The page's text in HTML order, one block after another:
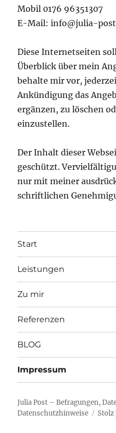
Mobil 0176 96351307
E-Mail: info@julia-
Diese Internetseiten
Überblick über mein
behalte mir vor,
Ankündigung das
ergänzen, zu löschen
einzustellen.
Der Inhalt dieser
geschützt.
nur mit meiner
schriftlichen
Start
Leistungen
Zu mir
Referenzen
BLOG
Impressum
Julia Post – Befragungen,
Datenschutzhinweise
Stolz